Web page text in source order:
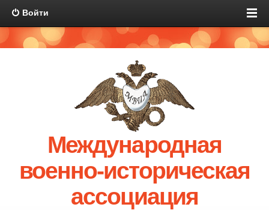
Войти
Международная
военно-историческая
ассоциация